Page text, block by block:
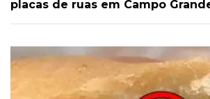
placas de ruas em Campo